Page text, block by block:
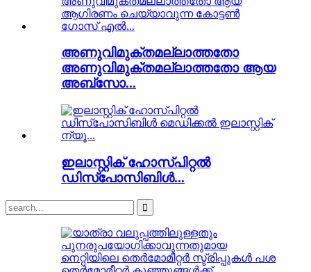
അണുവിമുക്തമല്ലാത്തതോ
അണുവിമുക്തമല്ലാത്തതോ ആയ
അബ്സോ...
ഇലാസ്റ്റിക് ഹോസ്പിറ്റൽ
ഡിസ്പോസിബിൾ...